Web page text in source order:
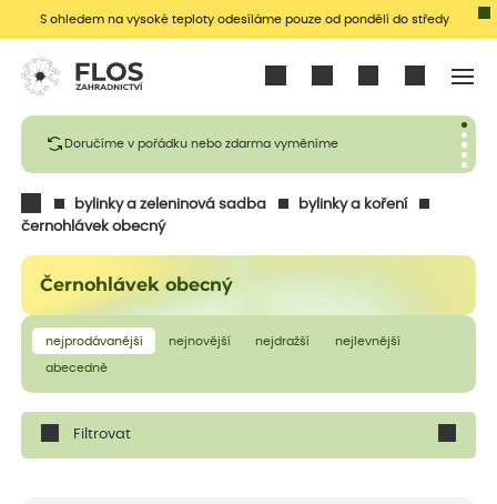
S ohledem na vysoké teploty odesíláme pouze od pondělí do středy
Doručíme v pořádku nebo zdarma vyměníme
bylinky a zeleninová sadba
bylinky a koření
černohlávek obecný
Černohlávek obecný
nejprodávanější nejnovější nejdražší nejlevnější
abecedně
Filtrovat